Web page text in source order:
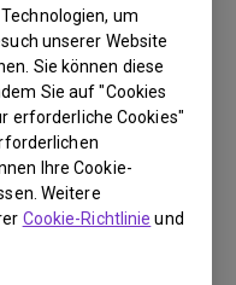
um
unserer Website
Sie können diese
Sie auf "Cookies
erforderliche Cookies"
Ihre Cookie-
Weitere
Cookie-Richtlinie und
per E-Mail
Schritte zur
zu helfen oder den
der für Ihren Fall
eine RMA-Nummer
zurückgeben, sofern